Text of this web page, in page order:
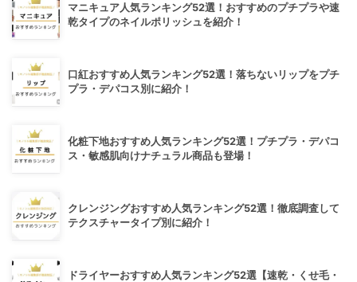
マニキュア人気ランキング52選！おすすめのプチプラや速
乾タイプのネイルポリッシュを紹介！
口紅おすすめ人気ランキング52選！落ちないリップをプチ
プラ・デパコス別に紹介！
化粧下地おすすめ人気ランキング52選！プチプラ・デパコ
ス・敏感肌向けナチュラル商品も登場！
クレンジングおすすめ人気ランキング52選！徹底調査して
テクスチャータイプ別に紹介！
ドライヤーおすすめ人気ランキング52選【速乾・くせ毛・